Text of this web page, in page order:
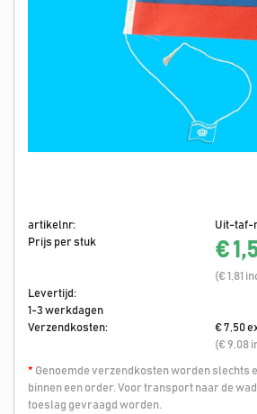
artikelnr:
Uit-taf-
Prijs per stuk
€
(€ 1,81
Levertijd:
1-3 werkdagen
Verzendkosten:
€ 7,50
(€ 9,08
* Genoemde verzendkosten worden slechts
binnen een order. Voor transport naar de
toeslag gevraagd worden.